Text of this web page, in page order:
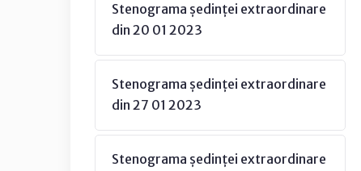
Stenograma ședinței extraordinare
din 20 01 2023
Stenograma ședinței extraordinare
din 27 01 2023
Stenograma ședinței extraordinare